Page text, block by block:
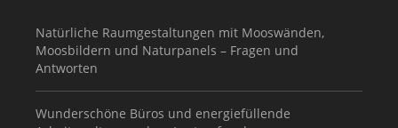
Natürliche Raumgestaltungen mit Mooswänden,
Moosbildern und Naturpanels – Fragen und
Antworten
Wunderschöne Büros und energiefüllende